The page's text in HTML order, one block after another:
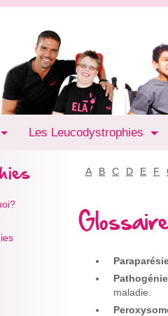
Les Leucodystrophies
A B C D E F
maladie.